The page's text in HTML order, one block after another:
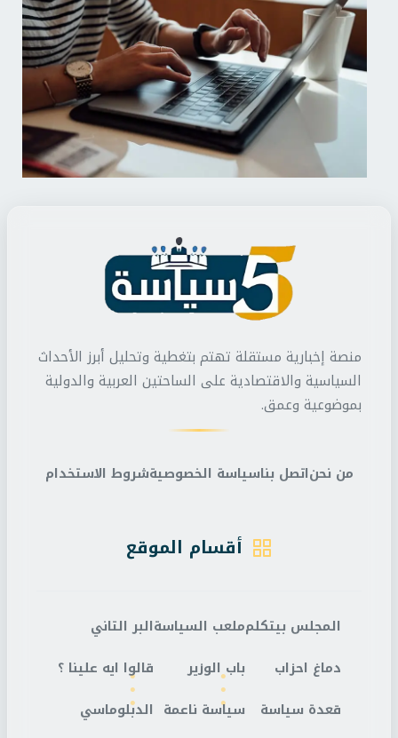
منصة إخبارية مستقلة تهتم بتغطية وتحليل أبرز الأحداث
السياسية والاقتصادية على الساحتين العربية والدولية
بموضوعية وعمق.
من نحناتصل بناسياسة الخصوصيةشروط الاستخدام
أقسام الموقع
المجلس بيتكلم
دماغ احزاب
قعدة سياسة
ملعب السياسة
باب الوزير
سياسة ناعمة
البر التاني
قالوا ايه علينا ؟
الدبلوماسي